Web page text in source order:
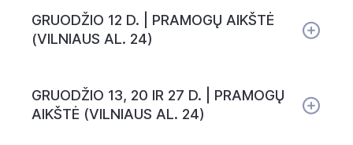
GRUODŽIO 12 D. | PRAMOGŲ AIKŠTĖ
(VILNIAUS AL. 24)
GRUODŽIO 13, 20 IR 27 D. | PRAMOGŲ
AIKŠTĖ (VILNIAUS AL. 24)